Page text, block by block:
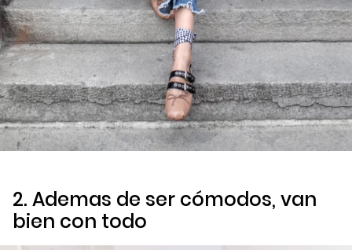
2. Ademas de ser cómodos, van
bien con todo